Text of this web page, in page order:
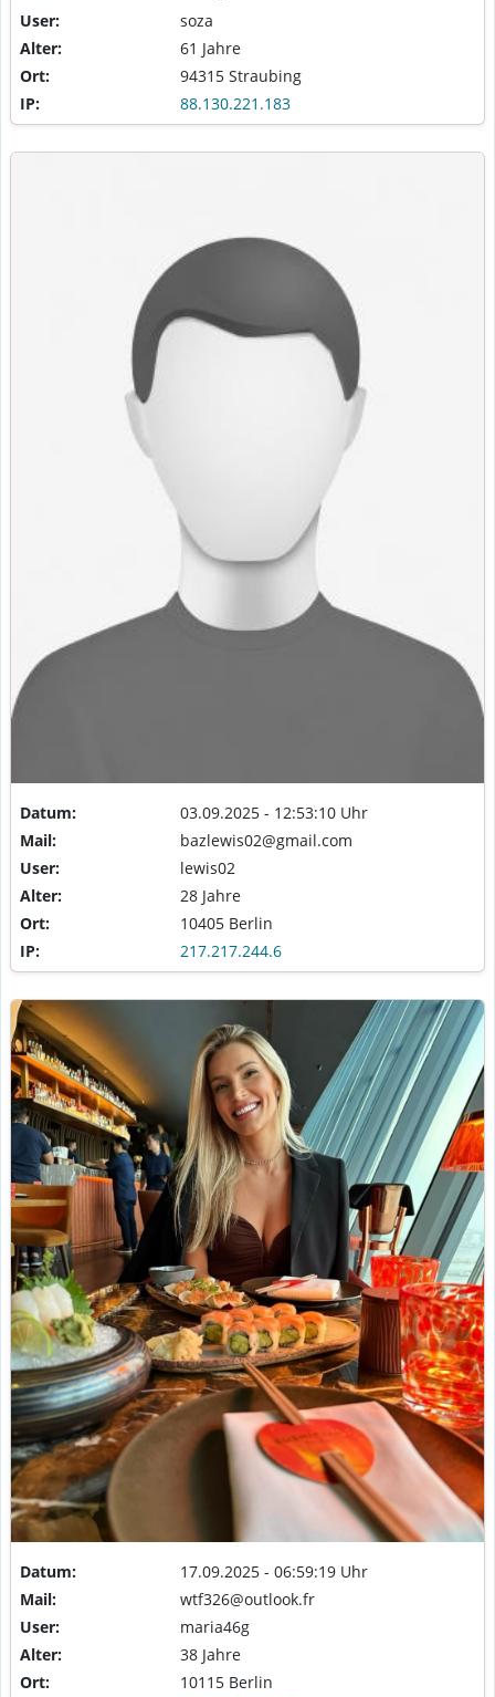
User:
soza
Alter:
61 Jahre
Ort:
94315 Straubing
IP:
88.130.221.183
Datum:
03.09.2025 - 12:53:10 Uhr
Mail:
bazlewis02@gmail.com
User:
lewis02
Alter:
28 Jahre
Ort:
10405 Berlin
IP:
217.217.244.6
Datum:
17.09.2025 - 06:59:19 Uhr
Mail:
wtf326@outlook.fr
User:
maria46g
Alter:
38 Jahre
Ort:
10115 Berlin